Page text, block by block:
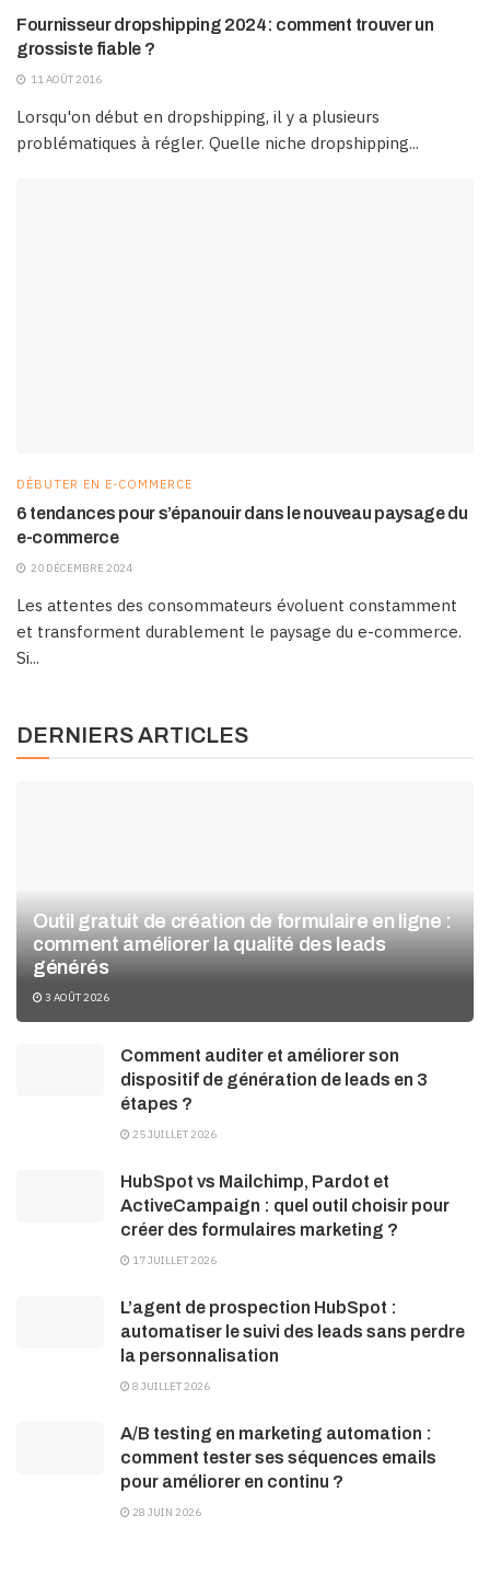
Fournisseur dropshipping 2024: comment trouver un
grossiste fiable ?
11 AOÛT 2016
Lorsqu'on début en dropshipping, il y a plusieurs
problématiques à régler. Quelle niche dropshipping...
DÉBUTER EN E-COMMERCE
6 tendances pour s’épanouir dans le nouveau paysage du
e-commerce
20 DÉCEMBRE 2024
Les attentes des consommateurs évoluent constamment
et transforment durablement le paysage du e-commerce.
Si...
DERNIERS ARTICLES
Outil gratuit de création de formulaire en ligne :
comment améliorer la qualité des leads
générés
3 AOÛT 2026
Comment auditer et améliorer son
dispositif de génération de leads en 3
étapes ?
25 JUILLET 2026
HubSpot vs Mailchimp, Pardot et
ActiveCampaign : quel outil choisir pour
créer des formulaires marketing ?
17 JUILLET 2026
L’agent de prospection HubSpot :
automatiser le suivi des leads sans perdre
la personnalisation
8 JUILLET 2026
A/B testing en marketing automation :
comment tester ses séquences emails
pour améliorer en continu ?
28 JUIN 2026